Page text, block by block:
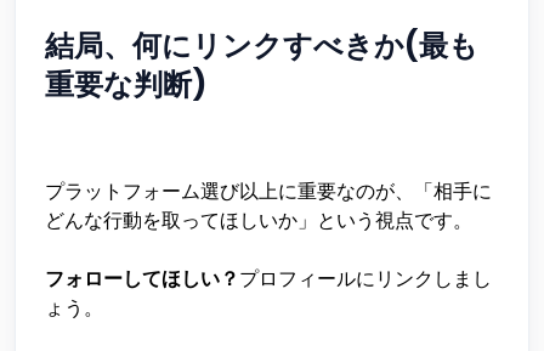
結局、何にリンクすべきか(最も
重要な判断)
プラットフォーム選び以上に重要なのが、「相手に
どんな行動を取ってほしいか」という視点です。
フォローしてほしい？プロフィールにリンクしまし
ょう。